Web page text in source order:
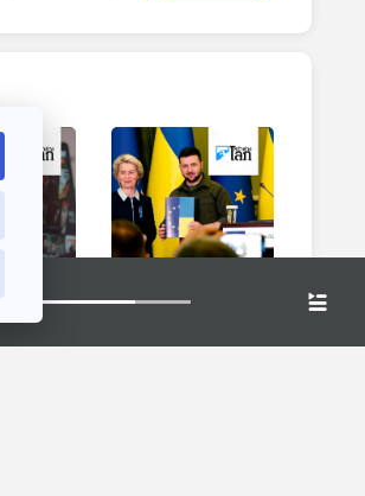
เน็ตฟ
รั้งแรก
สนใจสมัครเข้าร่วม